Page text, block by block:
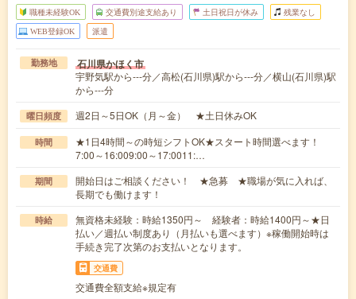
職種未経験OK 交通費別途支給あり 土日祝日が休み 残業なし
WEB登録OK 派遣
勤務地 石川県かほく市
宇野気駅から---分／高松(石川県)駅から---分／横山(石川県)駅
から---分
曜日頻度 週2日～5日OK（月～金） ★土日休みOK
時間
★1日4時間～の時短シフトOK★スタート時間選べます！
7:00～16:009:00～17:0011:…
期間
開始日はご相談ください！ ★急募 ★職場が気に入れば、
長期でも働けます！
時給
無資格未経験：時給1350円～ 経験者：時給1400円～★日
払い／週払い制度あり（月払いも選べます）※稼働開始時は
手続き完了次第のお支払いとなります。
交通費
交通費全額支給※規定有